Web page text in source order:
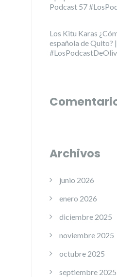
Podcast 57
Los Kitu Karas
española de Quito?
Archivos
junio 2026
enero 2026
diciembre 2025
noviembre 2025
octubre 2025
septiembre 2025